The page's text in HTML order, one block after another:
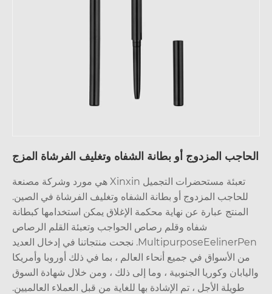
المزدوج أو بطانة الشفاه وتغليف الفرشاة المزج
تعبئة مستحضرات التجميل Xinxin هي مورد وشركة مصنعة
للحاجب المزدوج أو بطانة الشفاه وتغليف الفرشاة في الصين.
المنتج عبارة عن نهاية محكمة الإغلاق يمكن استخدامها كبطانة
شفاه وقلم رصاص الحواجب وتعبئة القلم الرصاص
MultipurposeEelinerPen. نجحت منتجاتنا في إدخال العديد
من الأسواق في جميع أنحاء العالم ، بما في ذلك أوروبا وأمريكا
وكوريا الجنوبية ، وما إلى ذلك ، ومن خلال شهادة السوق
طويلة الأجل ، تم الإشادة بها للغاية من قبل العملاء العالميين.